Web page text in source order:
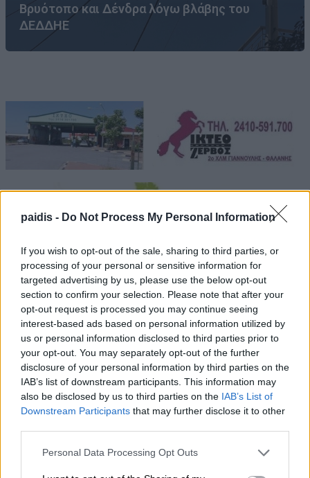
paidis - Do Not Process My Personal Information
If you wish to opt-out of the sale, sharing to third parties, or
processing of your personal or sensitive information for
targeted advertising by us, please use the below opt-out
section to confirm your selection. Please note that after your
opt-out request is processed you may continue seeing
interest-based ads based on personal information utilized by
us or personal information disclosed to third parties prior to
your opt-out. You may separately opt-out of the further
disclosure of your personal information by third parties on the
IAB’s list of downstream participants. This information may
also be disclosed by us to third parties on the IAB’s List of
Downstream Participants that may further disclose it to other
Personal Data Processing Opt Outs
Βρυότοπο και Δένδρα λόγω βλάβης του
ΔΕΔΔΗΕ